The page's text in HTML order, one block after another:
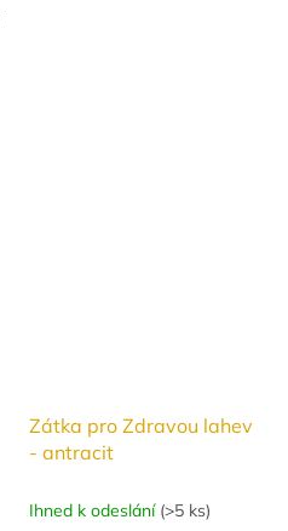
Zátka pro Zdravou lahev
- antracit
Ihned k odeslání (>5 ks)